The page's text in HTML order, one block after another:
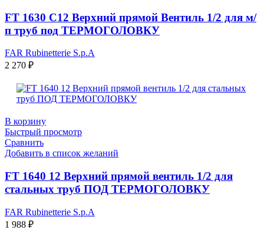
FT 1630 C12 Верхний прямой Вентиль 1/2 для м/
п труб под ТЕРМОГОЛОВКУ
FAR Rubinetterie S.p.A
2 270 ₽
В корзину
Быстрый просмотр
Сравнить
Добавить в список желаний
FT 1640 12 Верхний прямой вентиль 1/2 для
стальных труб ПОД ТЕРМОГОЛОВКУ
FAR Rubinetterie S.p.A
1 988 ₽